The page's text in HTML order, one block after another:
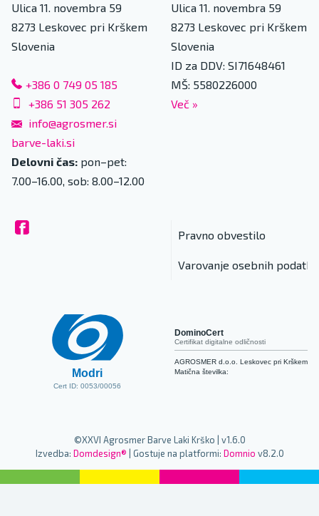
Ulica 11. novembra 59
8273 Leskovec pri Krškem
Slovenia
+386 0 749 05 185
+386 51 305 262
info@agrosmer.si
barve-laki.si
Delovni čas: pon–pet:
7.00–16.00, sob: 8.00–12.00
Ulica 11. novembra 59
8273 Leskovec pri Krškem
Slovenia
ID za DDV: SI71648461
MŠ: 5580226000
Več »
Pravno obvestilo
Varovanje osebnih
Modri
Cert ID: 0053/00056
DominoCert
Certifikat digitalne odličnosti
AGROSMER d.o.o. Leskovec pri Krškem
Matična številka:
©XXVI Agrosmer Barve Laki Krško | v1.6.0
Izvedba: Domdesign® | Gostuje na platformi: Domnio v8.2.0